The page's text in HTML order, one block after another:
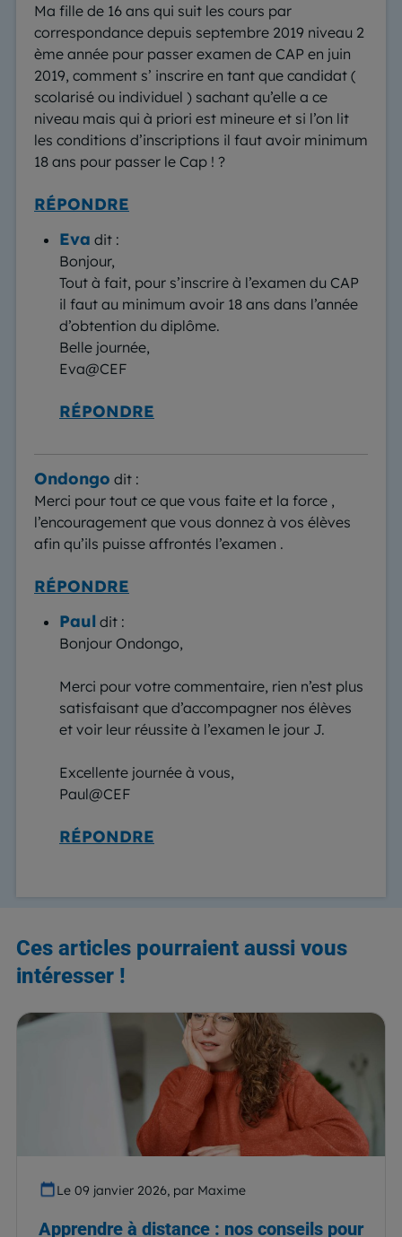
Ma fille de 16 ans qui suit les cours par
correspondance depuis septembre 2019 niveau 2
ème année pour passer examen de CAP en juin
2019, comment s’ inscrire en tant que candidat (
scolarisé ou individuel ) sachant qu’elle a ce
niveau mais qui à priori est mineure et si l’on lit
les conditions d’inscriptions il faut avoir minimum
18 ans pour passer le Cap ! ?
RÉPONDRE
Eva dit :
Bonjour,
Tout à fait, pour s’inscrire à l’examen du CAP
il faut au minimum avoir 18 ans dans l’année
d’obtention du diplôme.
Belle journée,
Eva@CEF
RÉPONDRE
Ondongo dit :
Merci pour tout ce que vous faite et la force ,
l’encouragement que vous donnez à vos élèves
afin qu’ils puisse affrontés l’examen .
RÉPONDRE
Paul dit :
Bonjour Ondongo,
Merci pour votre commentaire, rien n’est plus
satisfaisant que d’accompagner nos élèves
et voir leur réussite à l’examen le jour J.
Excellente journée à vous,
Paul@CEF
RÉPONDRE
Ces articles pourraient aussi vous
intéresser !
Le 09 janvier 2026, par Maxime
Apprendre à distance : nos conseils pour